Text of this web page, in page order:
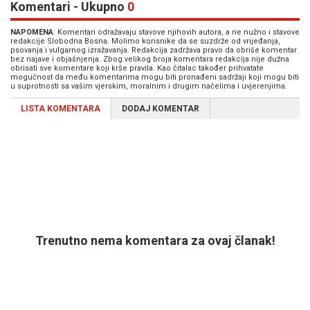
Komentari - Ukupno 0
NAPOMENA: Komentari odražavaju stavove njihovih autora, a ne nužno i stavove
redakcije Slobodna Bosna. Molimo korisnike da se suzdrže od vrijeđanja,
psovanja i vulgarnog izražavanja. Redakcija zadržava pravo da obriše komentar
bez najave i objašnjenja. Zbog velikog broja komentara redakcija nije dužna
obrisati sve komentare koji krše pravila. Kao čitalac također prihvatate
mogućnost da među komentarima mogu biti pronađeni sadržaji koji mogu biti
u suprotnosti sa vašim vjerskim, moralnim i drugim načelima i uvjerenjima.
LISTA KOMENTARA DODAJ KOMENTAR
Trenutno nema komentara za ovaj članak!